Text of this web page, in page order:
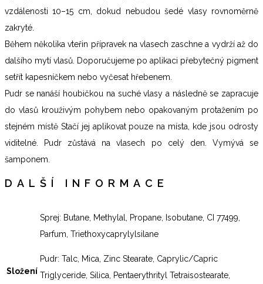
vzdálenosti 10–15 cm, dokud nebudou šedé vlasy rovnoměrně
zakryté.
Během několika vteřin přípravek na vlasech zaschne a vydrží až do
dalšího mytí vlasů. Doporučujeme po aplikaci přebytečný pigment
setřít kapesníčkem nebo vyčesat hřebenem.
Pudr se nanáší houbičkou na suché vlasy a následně se zapracuje
do vlasů krouživým pohybem nebo opakovaným protažením po
stejném místě Stačí jej aplikovat pouze na místa, kde jsou odrosty
viditelné. Pudr zůstává na vlasech po celý den. Vymývá se
šamponem.
DALŠÍ INFORMACE
Složení
Sprej: Butane, Methylal, Propane, Isobutane, CI 77499,
Parfum, Triethoxycaprylylsilane
Pudr: Talc, Mica, Zinc Stearate, Caprylic/Capric
Triglyceride, Silica, Pentaerythrityl Tetraisostearate,